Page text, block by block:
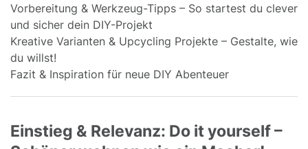
Vorbereitung & Werkzeug-Tipps – So startest du clever
und sicher dein DIY-Projekt
Kreative Varianten & Upcycling Projekte – Gestalte, wie
du willst!
Fazit & Inspiration für neue DIY Abenteuer
Einstieg & Relevanz: Do it yourself –